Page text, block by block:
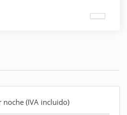
noche (IVA incluido)